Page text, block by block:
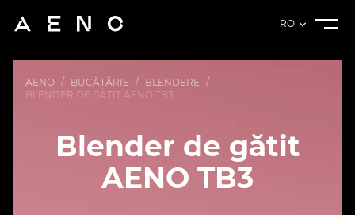
RO
AENO / BUCĂTĂRIE / BLENDERE /
BLENDER DE GĂTIT AENO TB3
Blender de gătit
AENO TB3